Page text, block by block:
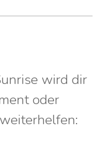
wird dir
oder